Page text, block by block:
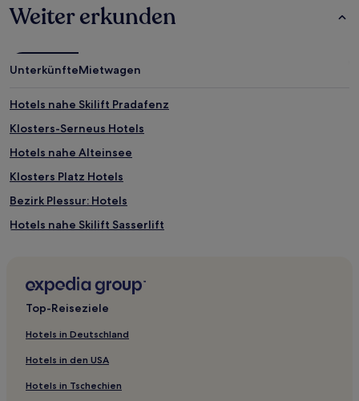
Weiter erkunden
UnterkünfteMietwagen
Hotels nahe Skilift Pradafenz
Klosters-Serneus Hotels
Hotels nahe Alteinsee
Klosters Platz Hotels
Bezirk Plessur: Hotels
Hotels nahe Skilift Sasserlift
Altstadt Chur: Hotels
Hotels nahe Täli
Hotels nahe Sommerrodelbahn Schatzalp
Top-Reiseziele
Hotels in Deutschland
Hotels in den USA
Hotels in Tschechien